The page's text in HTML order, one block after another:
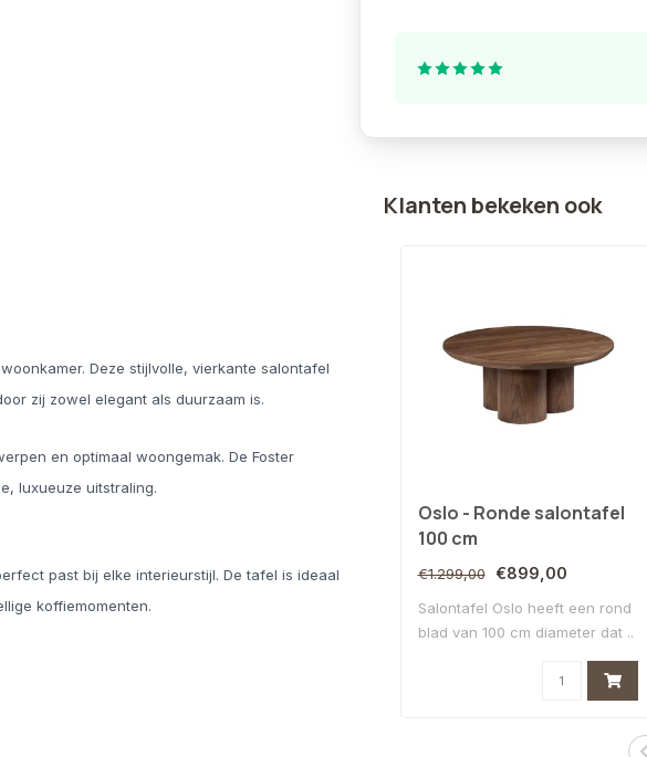
Deze stijlvolle, vierkante salontafel
zij zowel elegant als duurzaam is.
en optimaal woongemak. De Foster
luxueuze uitstraling.
past bij elke interieurstijl. De tafel is ideaal
koffiemomenten.
Klanten bekeken ook
Oslo - Ronde salontafel
100 cm
€1.299,00 €899,00
Salontafel Oslo heeft een rond
blad van 100 cm diameter dat ..